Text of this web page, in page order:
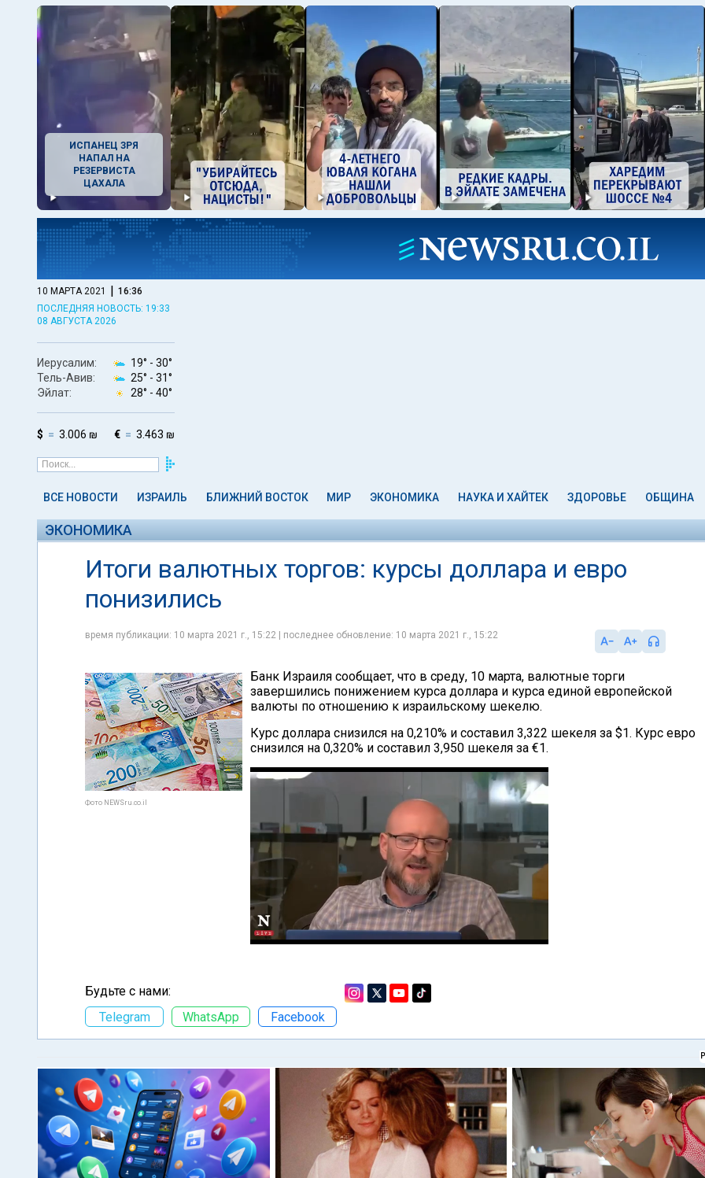
ИСПАНЕЦ ЗРЯ
НАПАЛ НА
РЕЗЕРВИСТА
ЦАХАЛА
10 МАРТА 2021 | 16:36
ПОСЛЕДНЯЯ НОВОСТЬ: 19:33
08 АВГУСТА 2026
Иерусалим: 19° - 30°
Тель-Авив:
25° - 31°
Эйлат:
28° - 40°
$ 3.006 ₪ € 3.463 ₪
ВСЕ НОВОСТИ ИЗРАИЛЬ БЛИЖНИЙ ВОСТОК МИР ЭКОНОМИКА НАУКА И ХАЙТЕК ЗДОРОВЬЕ ОБЩИНА
ЭКОНОМИКА
Итоги валютных торгов: курсы доллара и евро
понизились
время публикации: 10 марта 2021 г., 15:22 | последнее обновление: 10 марта 2021 г., 15:22
Фото NEWSru.co.il
Банк Израиля сообщает, что в среду, 10 марта, валютные торги
завершились понижением курса доллара и курса единой европейской
валюты по отношению к израильскому шекелю.
Курс доллара снизился на 0,210% и составил 3,322 шекеля за $1. Курс евро
снизился на 0,320% и составил 3,950 шекеля за €1.
Будьте с нами:
Telegram
WhatsApp Facebook